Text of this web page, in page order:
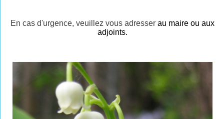
En cas d'urgence, veuillez vous adresser au maire ou aux
adjoints.